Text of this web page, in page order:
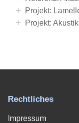
+ Projekt:
+ Projekt:
Rechtliches
Impressum